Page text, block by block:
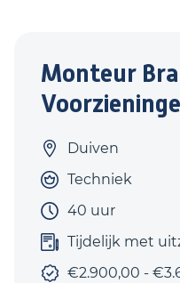
Monteur
Duiven
Techniek
40 uur
Tijdelijk met
€2.900,00 -